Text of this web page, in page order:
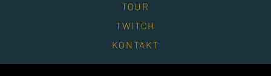
TOUR
TWITCH
KONTAKT